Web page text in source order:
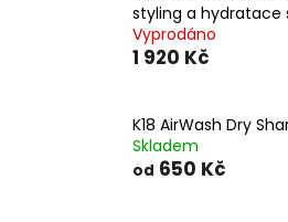
styling a hydratace
Vyprodáno
1 920 Kč
K18 AirWash Dry
Skladem
od 650 Kč